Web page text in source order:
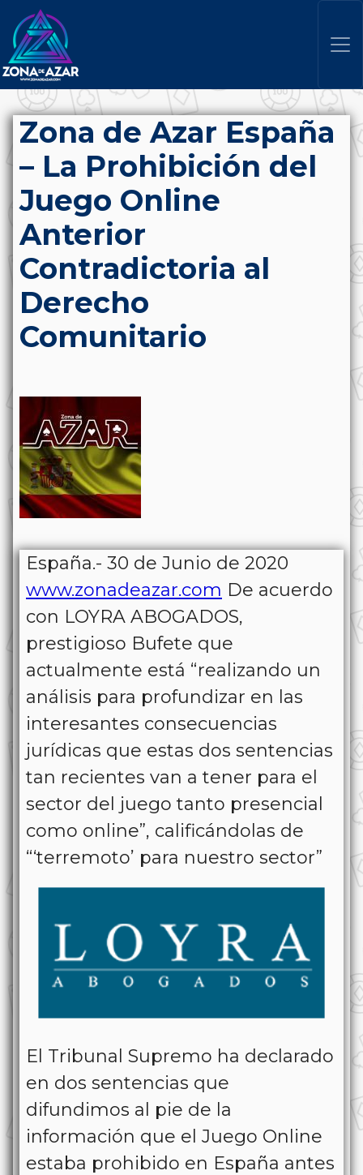
Zona de Azar España
– La Prohibición del
Juego Online
Anterior
Contradictoria al
Derecho
Comunitario
España.- 30 de Junio de 2020
www.zonadeazar.com De acuerdo
con LOYRA ABOGADOS,
prestigioso Bufete que
actualmente está “realizando un
análisis para profundizar en las
interesantes consecuencias
jurídicas que estas dos sentencias
tan recientes van a tener para el
sector del juego tanto presencial
como online”, calificándolas de
“‘terremoto’ para nuestro sector”
El Tribunal Supremo ha declarado
en dos sentencias que
difundimos al pie de la
información que el Juego Online
estaba prohibido en España antes